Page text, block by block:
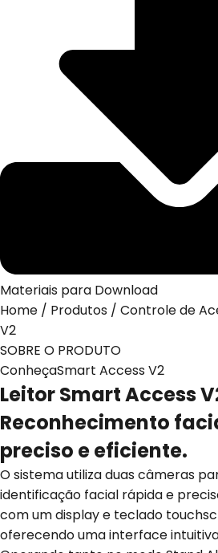
Materiais para Download
Home / Produtos / Controle de
V2
SOBRE O PRODUTO
ConheçaSmart Access V2
Leitor Smart Access
Reconhecimento
preciso e eficiente.
O sistema utiliza duas câmeras
identificação facial rápida e
com um display e teclado
oferecendo uma interface